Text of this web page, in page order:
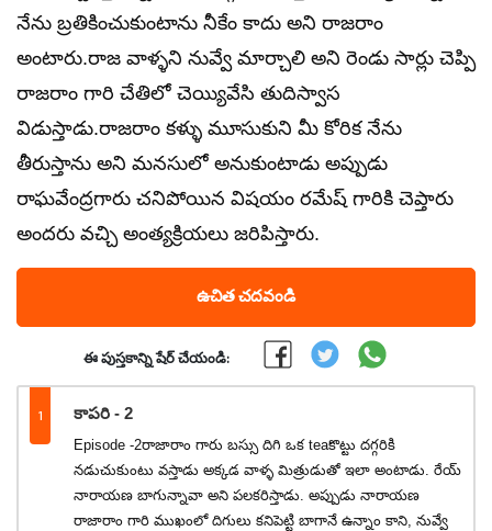
నేను బ్రతికించుకుంటాను నీకేం కాదు అని రాజరాం
అంటారు.రాజ వాళ్ళని నువ్వే మార్చాలి అని రెండు సార్లు చెప్పి
రాజరాం గారి చేతిలో చెయ్యివేసి తుదిస్వాస
విడుస్తాడు.రాజరాం కళ్ళు మూసుకుని మీ కోరిక నేను
తీరుస్తాను అని మనసులో అనుకుంటాడు అప్పుడు
రాఘవేంద్రగారు చనిపోయిన విషయం రమేష్ గారికి చెప్తారు
అందరు వచ్చి అంత్యక్రియలు జరిపిస్తారు.
ఉచిత చదవండి
ఈ పుస్తకాన్ని షేర్ చేయండి:
1 కాపరి - 2
Episode -2రాజారాం గారు బస్సు దిగి ఒక teaకొట్టు దగ్గరికి
నడుచుకుంటు వస్తాడు అక్కడ వాళ్ళ మిత్రుడుతో ఇలా అంటాడు. రేయ్
నారాయణ బాగున్నావా అని పలకరిస్తాడు. అప్పుడు నారాయణ
రాజారాం గారి ముఖంలో దిగులు కనిపెట్టి బాగానే ఉన్నాం కాని, నువ్వే